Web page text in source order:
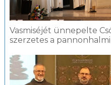
Vasmiséjét ünnepelte
szerzetes a